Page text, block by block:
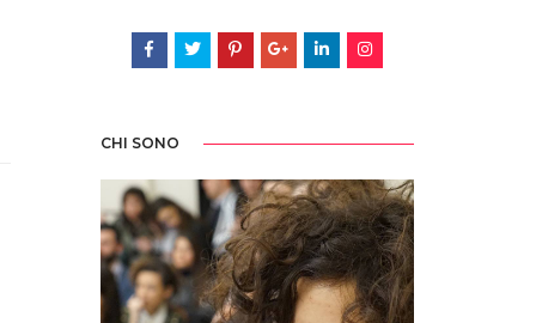
CHI SONO